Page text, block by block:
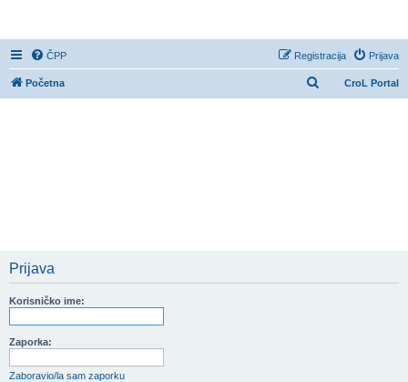
ČPP Prijava
Registracija
CroL Portal
Početna
Prijava
Korisničko ime:
Zaporka:
Zaboravio/la sam zaporku